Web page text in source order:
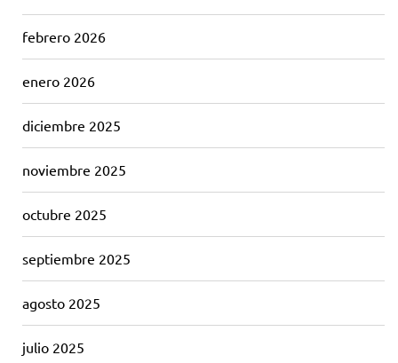
febrero 2026
enero 2026
diciembre 2025
noviembre 2025
octubre 2025
septiembre 2025
agosto 2025
julio 2025